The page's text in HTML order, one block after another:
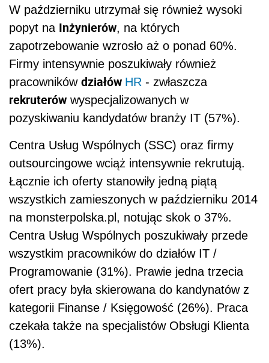
W październiku utrzymał się również wysoki
popyt na Inżynierów, na których
zapotrzebowanie wzrosło aż o ponad 60%.
Firmy intensywnie poszukiwały również
pracowników działów HR - zwłaszcza
rekruterów wyspecjalizowanych w
pozyskiwaniu kandydatów branży IT (57%).
Centra Usług Wspólnych (SSC) oraz firmy
outsourcingowe wciąż intensywnie rekrutują.
Łącznie ich oferty stanowiły jedną piątą
wszystkich zamieszonych w październiku 2014
na monsterpolska.pl, notując skok o 37%.
Centra Usług Wspólnych poszukiwały przede
wszystkim pracowników do działów IT /
Programowanie (31%). Prawie jedna trzecia
ofert pracy była skierowana do kandynatów z
kategorii Finanse / Księgowość (26%). Praca
czekała także na specjalistów Obsługi Klienta
(13%).